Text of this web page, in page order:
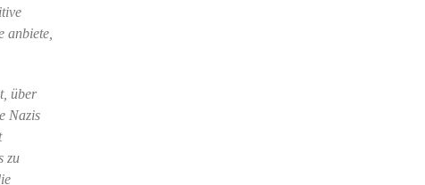
anbiete,
über
Nazis
zu